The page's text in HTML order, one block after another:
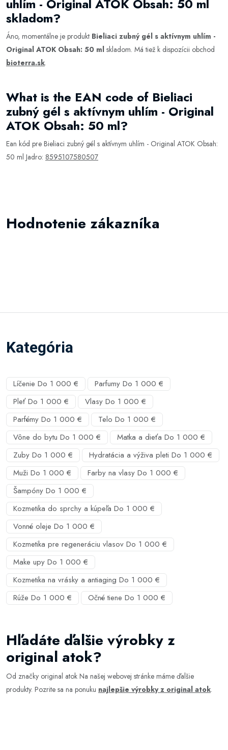
uhlím - Original ATOK Obsah: 50 ml
skladom?
Áno, momentálne je produkt Bieliaci zubný gél s aktívnym uhlím -
Original ATOK Obsah: 50 ml skladom. Má tiež k dispozícii obchod
bioterra.sk.
What is the EAN code of Bieliaci
zubný gél s aktívnym uhlím - Original
ATOK Obsah: 50 ml?
Ean kód pre Bieliaci zubný gél s aktívnym uhlím - Original ATOK Obsah:
50 ml Jadro: 8595107580507
Hodnotenie zákazníka
Kategória
Líčenie Do 1 000 €
Parfumy Do 1 000 €
Pleť Do 1 000 €
Vlasy Do 1 000 €
Parfémy Do 1 000 €
Telo Do 1 000 €
Vône do bytu Do 1 000 €
Matka a dieťa Do 1 000 €
Zuby Do 1 000 €
Hydratácia a výživa pleti Do 1 000 €
Muži Do 1 000 €
Farby na vlasy Do 1 000 €
Šampóny Do 1 000 €
Kozmetika do sprchy a kúpeľa Do 1 000 €
Vonné oleje Do 1 000 €
Kozmetika pre regeneráciu vlasov Do 1 000 €
Make upy Do 1 000 €
Kozmetika na vrásky a antiaging Do 1 000 €
Rúže Do 1 000 €
Očné tiene Do 1 000 €
Hľadáte ďalšie výrobky z
original atok?
Od značky original atok Na našej webovej stránke máme ďalšie
produkty. Pozrite sa na ponuku najlepšie výrobky z original atok.